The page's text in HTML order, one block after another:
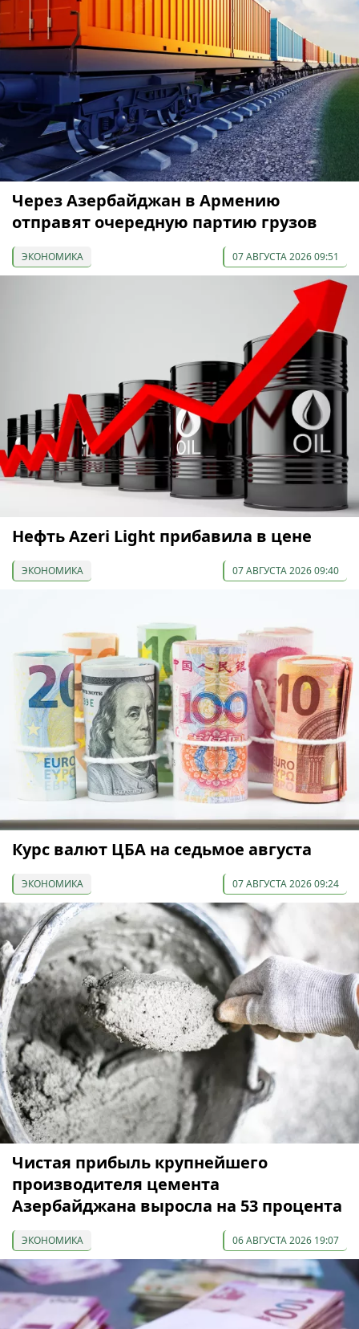
Через Азербайджан в Армению
отправят очередную партию грузов
ЭКОНОМИКА 07 АВГУСТА 2026 09:51
Нефть Azeri Light прибавила в цене
ЭКОНОМИКА 07 АВГУСТА 2026 09:40
Курс валют ЦБА на седьмое августа
ЭКОНОМИКА 07 АВГУСТА 2026 09:24
Чистая прибыль крупнейшего
производителя цемента
Азербайджана выросла на 53 процента
ЭКОНОМИКА 06 АВГУСТА 2026 19:07